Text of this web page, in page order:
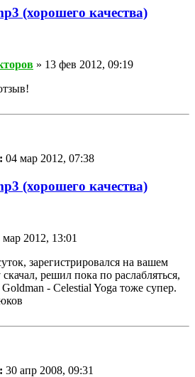
(хорошего качества)
» 13 фев 2012, 09:19
04 мар 2012, 07:38
(хорошего качества)
мар 2012, 13:01
зарегистрировался на вашем
решил пока по раслабляться,
- Celestial Yoga тоже супер.
30 апр 2008, 09:31